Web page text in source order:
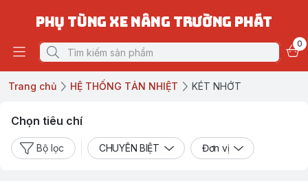
PHỤ TÙNG XE NÂNG TRƯỜNG PHÁT
0
Trang chủ HỆ THỐNG TẢN NHIỆT KÉT NHỚT
Chọn tiêu chí
Bộ lọc CHUYÊN BIỆT Đơn vị